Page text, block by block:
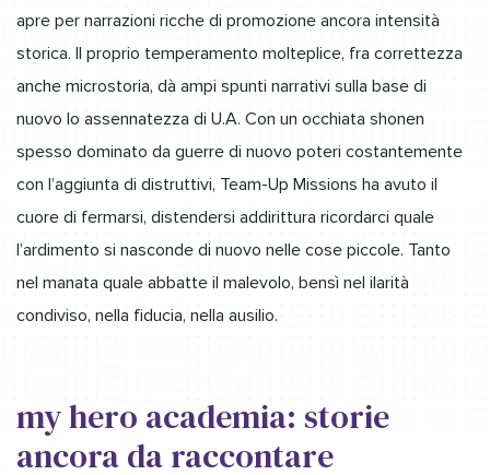
apre per narrazioni ricche di promozione ancora intensità
storica. Il proprio temperamento molteplice, fra correttezza
anche microstoria, dà ampi spunti narrativi sulla base di
nuovo lo assennatezza di U.A. Con un occhiata shonen
spesso dominato da guerre di nuovo poteri costantemente
con l’aggiunta di distruttivi, Team-Up Missions ha avuto il
cuore di fermarsi, distendersi addirittura ricordarci quale
l’ardimento si nasconde di nuovo nelle cose piccole. Tanto
nel manata quale abbatte il malevolo, bensì nel ilarità
condiviso, nella fiducia, nella ausilio.
my hero academia: storie
ancora da raccontare